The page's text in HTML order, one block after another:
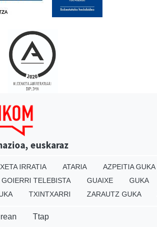
euskaraz
IRRATIA ATARIA AZPEITIA GUKA
GOIERRI TELEBISTA GUAIXE GUKA
TXINTXARRI ZARAUTZ GUKA
Ttap